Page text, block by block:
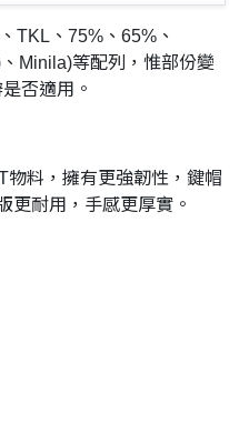
TKL、75%、65%、
Minila)等配列，惟部份變
否適用。
物料，擁有更強韌性，鍵帽
更耐用，手感更厚實。